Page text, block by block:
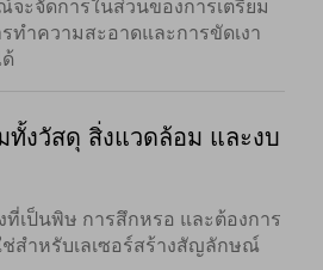
จะจัดการในส่วนของการเตรียม
ทำความสะอาดและการขัดเงา
ทั้งวัสดุ สิ่งแวดล้อม และงบ
ที่เป็นพิษ การสึกหรอ และต้องการ
สำหรับเลเซอร์สร้างสัญลักษณ์